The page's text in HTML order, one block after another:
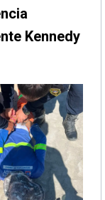
Kennedy